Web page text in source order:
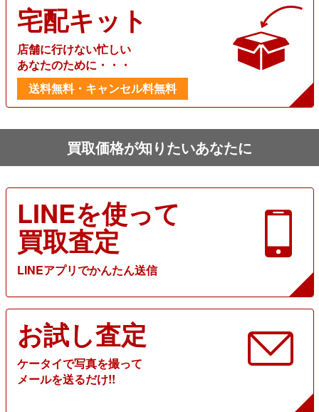
宅配キット
店舗に行けない忙しい
あなたのために・・・
送料無料・キャンセル料無料
買取価格が知りたいあなたに
LINEを使って
買取査定
LINEアプリでかんたん送信
お試し査定
ケータイで写真を撮って
メールを送るだけ!!